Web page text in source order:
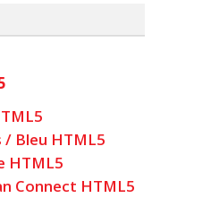
Bleu HTML5
HTML5
Connect HTML5